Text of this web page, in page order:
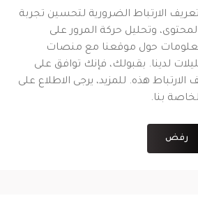
معروف
الارتباط الضرورية لتحسين تجربة
وتحليل حركة المرور على
حول موقعنا مع منصات
لدينا. بقبولك، فإنك توافق على
هذه. للمزيد، يرجى الاطلاع على
بنا.
رفض